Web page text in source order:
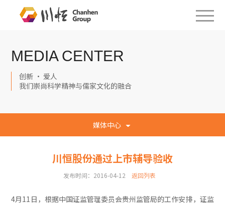
MEDIA CENTER
创新 · 爱人
我们崇尚科学精神与儒家文化的融合
媒体中心
川恒股份通过上市辅导验收
发布时间：2016-04-12 返回列表
4月11日，根据中国证监管理委员会贵州监管局的工作安排，证监